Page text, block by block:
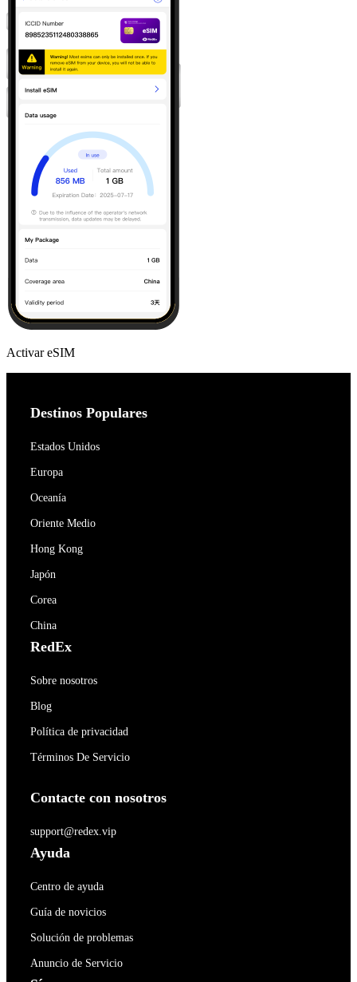
Activar eSIM
Destinos Populares
Estados Unidos
Europa
Oceanía
Oriente Medio
Hong Kong
Japón
Corea
China
RedEx
Sobre nosotros
Blog
Política de privacidad
Términos De Servicio
Contacte con nosotros
support@redex.vip
Ayuda
Centro de ayuda
Guía de novicios
Solución de problemas
Anuncio de Servicio